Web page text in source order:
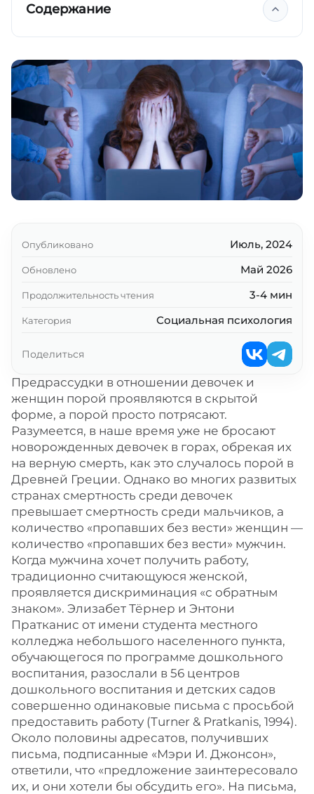
Содержание
Ключевые выводы
Предрассудки в отношении девочек и
женщин порой проявляются в скрытой
форме, а порой просто потрясают.
Разумеется, в наше время уже не бросают
новорожденных девочек в горах, обрекая их
на верную смерть, как это случалось порой в
Древней Греции. Однако во многих развитых
странах смертность среди девочек
превышает смертность среди мальчиков, а
количество «пропавших без вести» женщин —
количество «пропавших без вести» мужчин.
Когда мужчина хочет получить работу,
традиционно считающуюся женской,
проявляется дискриминация «с обратным
знаком». Элизабет Тёрнер и Энтони
Пратканис от имени студента местного
колледжа небольшого населенного пункта,
обучающегося по программе дошкольного
воспитания, разослали в 56 центров
дошкольного воспитания и детских садов
совершенно одинаковые письма с просьбой
предоставить работу (Turner & Pratkanis, 1994).
Около половины адресатов, получивших
письма, подписанные «Мэри И. Джонсон»,
ответили, что «предложение заинтересовало
их, и они хотели бы обсудить его». На письма,
Опубликовано Июль, 2024
Обновлено Май 2026
Продолжительность чтения 3-4 мин
Категория Социальная психология
Поделиться